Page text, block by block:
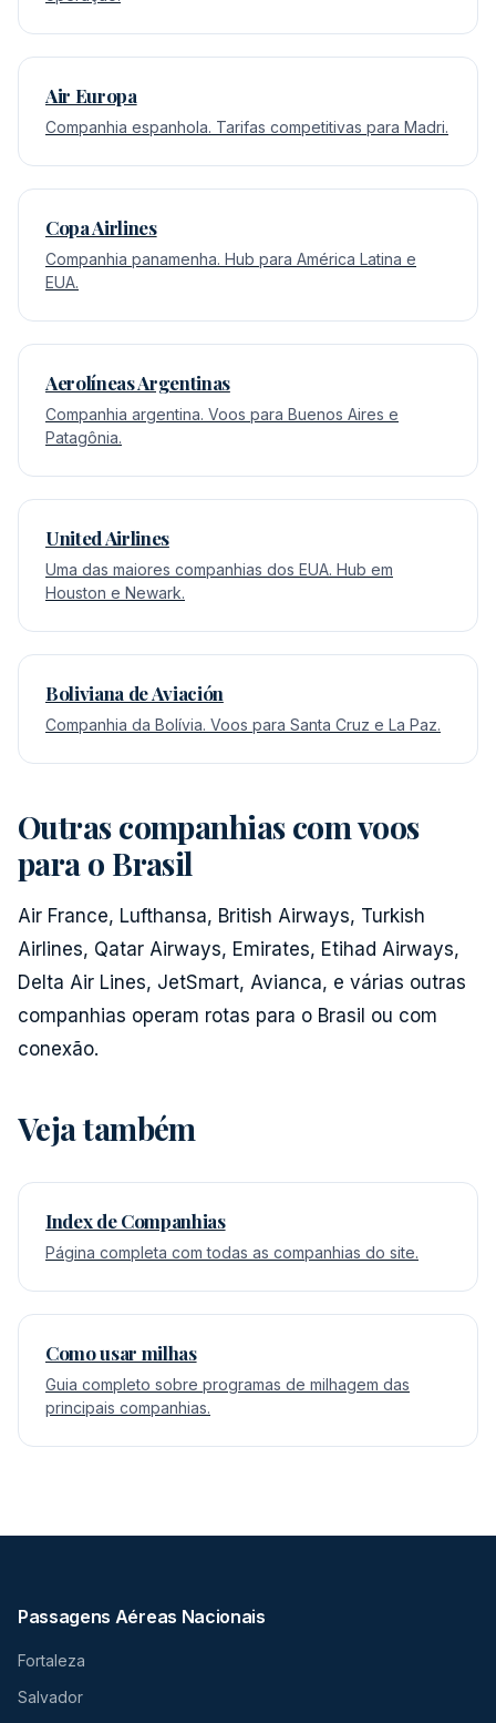
Air Europa
Companhia espanhola. Tarifas competitivas para Madri.
Copa Airlines
Companhia panamenha. Hub para América Latina e
EUA.
Aerolíneas Argentinas
Companhia argentina. Voos para Buenos Aires e
Patagônia.
United Airlines
Uma das maiores companhias dos EUA. Hub em
Houston e Newark.
Boliviana de Aviación
Companhia da Bolívia. Voos para Santa Cruz e La Paz.
Outras companhias com voos
para o Brasil
Air France, Lufthansa, British Airways, Turkish
Airlines, Qatar Airways, Emirates, Etihad Airways,
Delta Air Lines, JetSmart, Avianca, e várias outras
companhias operam rotas para o Brasil ou com
conexão.
Veja também
Index de Companhias
Página completa com todas as companhias do site.
Como usar milhas
Guia completo sobre programas de milhagem das
principais companhias.
Passagens Aéreas Nacionais
Fortaleza
Salvador